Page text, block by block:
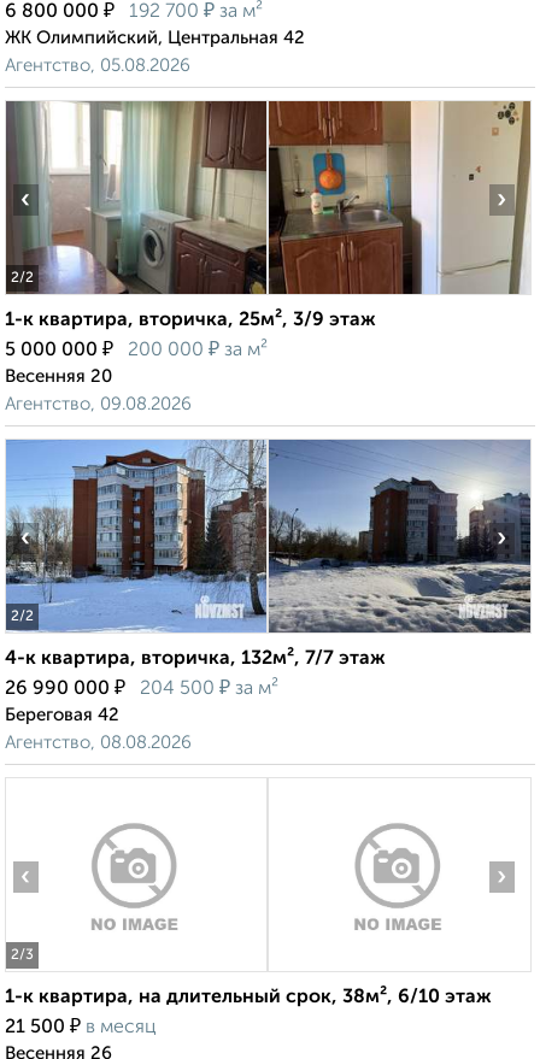
6 800 000 ₽ 192 700 ₽ за м²
ЖК Олимпийский, Центральная 42
Агентство, 05.08.2026
2/2
‹ ›
1-к квартира, вторичка, 25м², 3/9 этаж
5 000 000 ₽ 200 000 ₽ за м²
Весенняя 20
Агентство, 09.08.2026
2/2
‹ ›
4-к квартира, вторичка, 132м², 7/7 этаж
26 990 000 ₽ 204 500 ₽ за м²
Береговая 42
Агентство, 08.08.2026
2/3
‹ ›
1-к квартира, на длительный срок, 38м², 6/10 этаж
21 500 ₽ в месяц
Весенняя 26